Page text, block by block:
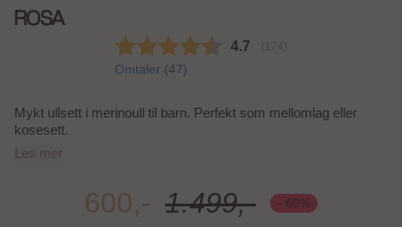
ROSA
Gjennomsnittskarakter:
4.7
Omtaler (47)
Mykt ullsett i merinoull til barn. Perfekt som mellomlag eller
kosesett.
Les mer
600,- 1.499,- - 60%